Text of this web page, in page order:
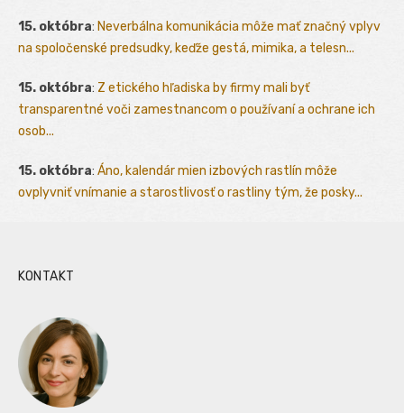
15. októbra: Neverbálna komunikácia môže mať značný vplyv
na spoločenské predsudky, keďže gestá, mimika, a telesn...
15. októbra: Z etického hľadiska by firmy mali byť
transparentné voči zamestnancom o používaní a ochrane ich
osob...
15. októbra: Áno, kalendár mien izbových rastlín môže
ovplyvniť vnímanie a starostlivosť o rastliny tým, že posky...
KONTAKT